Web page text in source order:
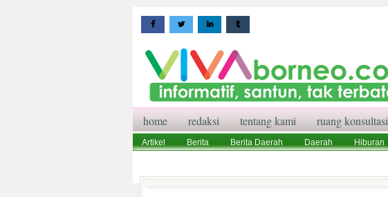
home redaksi tentang kami ruang konsultasi
Artikel Berita Berita Daerah Daerah Hiburan